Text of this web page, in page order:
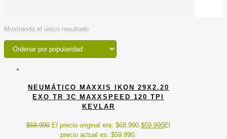
Mostrando el único resultado
NEUMÁTICO MAXXIS IKON 29X2.20
EXO TR 3C MAXXSPEED 120 TPI
KEVLAR
$68.990 El precio original era: $68.990.$59.990El
precio actual es: $59.990.